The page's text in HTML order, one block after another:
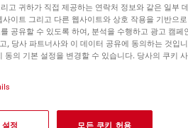
to enquire about recent
고 귀하가 직접 제공하는 연락처 정보와 같은 일부
이트 그리고 다른 웹사이트와 상호 작용을 기반으
공유할 수 있도록 하여, 분석을 수행하고 광고 캠페
, 당사 파트너사와 이 데이터 공유에 동의하는 것입
의 기본 설정을 변경할 수 있습니다. 당사의 쿠키
정 모든 쿠키 허용